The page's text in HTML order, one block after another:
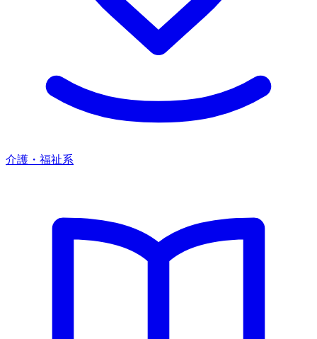
介護・福祉系